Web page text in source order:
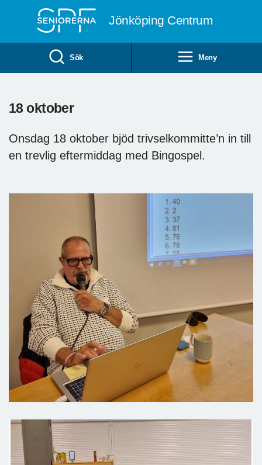
Jönköping Centrum
Sök Meny
18 oktober
Onsdag 18 oktober bjöd trivselkommitte’n in till
en trevlig eftermiddag med Bingospel.